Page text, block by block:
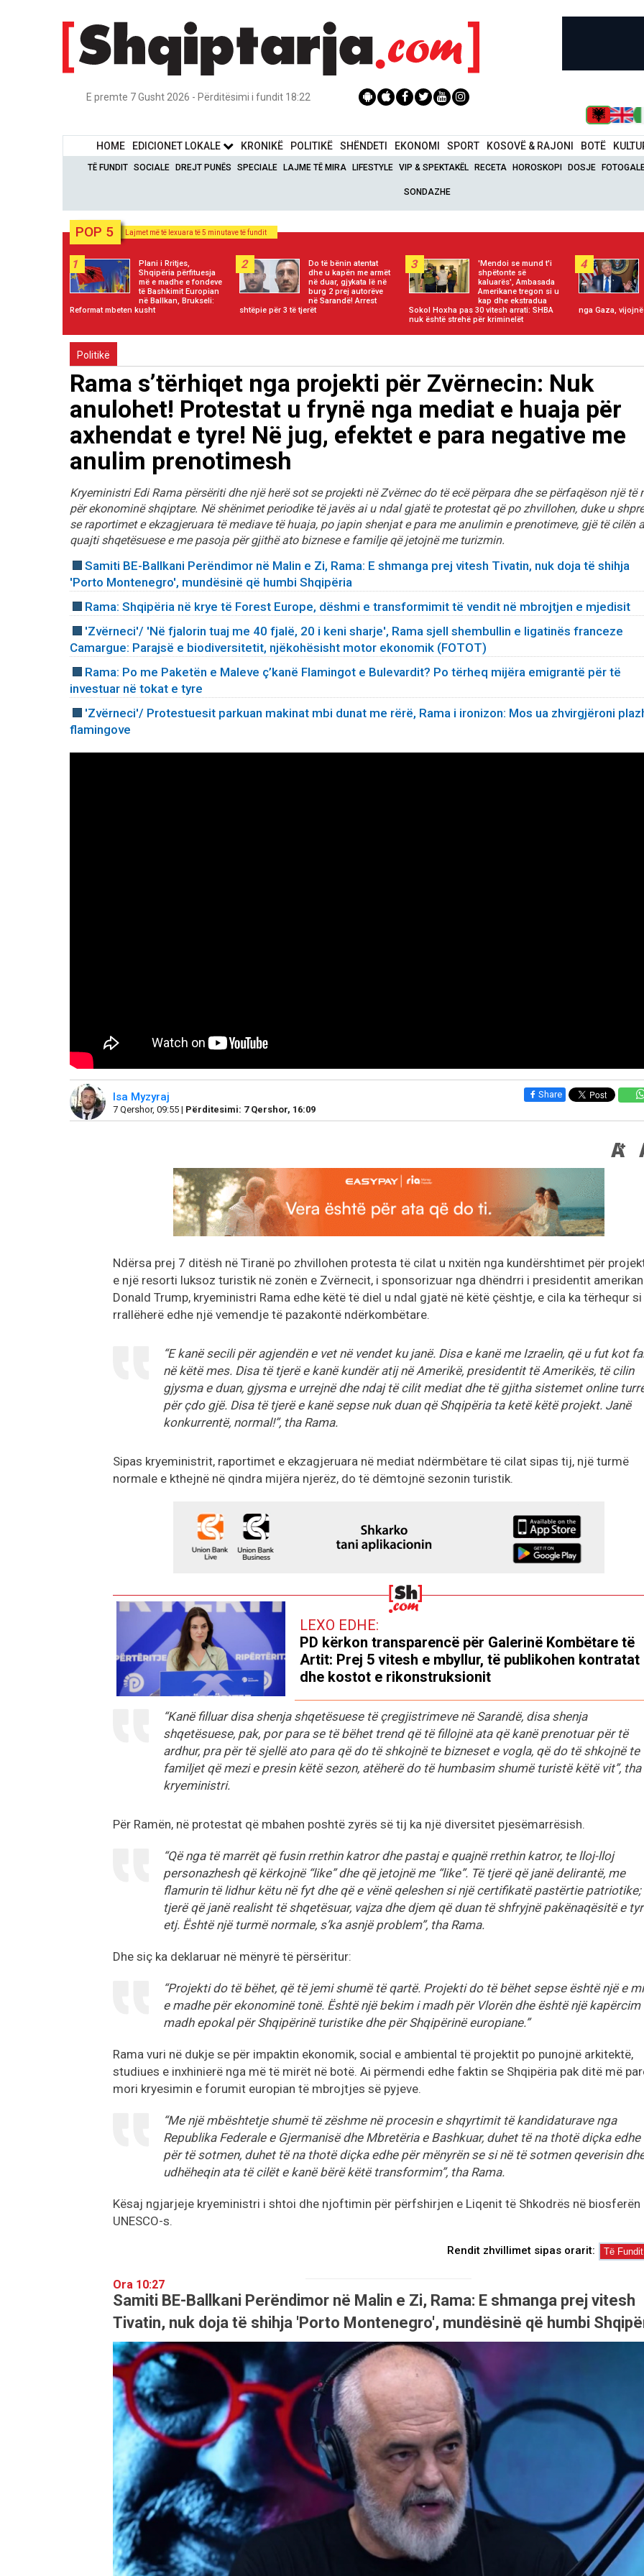
E premte 7 Gusht 2026 - Përditësimi i fundit 18:22
HOME EDICIONET LOKALE KRONIKË POLITIKË SHËNDETI EKONOMI SPORT KOSOVË & RAJONI BOTË
TË FUNDIT SOCIALE DREJT PUNËS SPECIALE LAJME TË MIRA LIFESTYLE VIP & SPEKTAKËL RECETA HOROSKOPI DOSJE
SONDAZHE
POP 5 Lajmet më të lexuara të 5 minutave të fundit
1
Plani i Rritjes,
Shqipëria përfituesja
më e madhe e fondeve
të Bashkimit Europian
në Ballkan, Brukseli:
Reformat mbeten kusht
2
Do të bënin atentat
dhe u kapën me armët
në duar, gjykata lë në
burg 2 prej autorëve
në Sarandë! Arrest
shtëpie për 3 të tjerët
3
'Mendoi se mund t'i
shpëtonte së
kaluarës', Ambasada
Amerikane tregon si u
kap dhe ekstradua
Sokol Hoxha pas 30 vitesh arrati: SHBA
nuk është strehë për kriminelët
4
nga Gaza,
Politikë
Rama s’tërhiqet nga projekti për Zvërnecin: Nuk
anulohet! Protestat u frynë nga mediat e huaja për
axhendat e tyre! Në jug, efektet e para negative me
anulim prenotimesh
Kryeministri Edi Rama përsëriti dhe një herë sot se projekti në Zvërnec do të ecë përpara dhe se përfaqëson një të
për ekonominë shqiptare. Në shënimet periodike të javës ai u ndal gjatë te protestat që po zhvillohen, duke u
se raportimet e ekzagjeruara të mediave të huaja, po japin shenjat e para me anulimin e prenotimeve, gjë të cilën
quajti shqetësuese e me pasoja për gjithë ato biznese e familje që jetojnë me turizmin.
Samiti BE-Ballkani Perëndimor në Malin e Zi, Rama: E shmanga prej vitesh Tivatin, nuk doja të shihja
'Porto Montenegro', mundësinë që humbi Shqipëria
Rama: Shqipëria në krye të Forest Europe, dëshmi e transformimit të vendit në mbrojtjen e mjedisit
'Zvërneci'/ 'Në fjalorin tuaj me 40 fjalë, 20 i keni sharje', Rama sjell shembullin e ligatinës franceze
Camargue: Parajsë e biodiversitetit, njëkohësisht motor ekonomik (FOTOT)
Rama: Po me Paketën e Maleve ç’kanë Flamingot e Bulevardit? Po tërheq mijëra emigrantë për të
investuar në tokat e tyre
'Zvërneci'/ Protestuesit parkuan makinat mbi dunat me rërë, Rama i ironizon: Mos ua zhvirgjëroni
flamingove
Isa Myzyraj
7 Qershor, 09:55 | Përditesimi: 7 Qershor, 16:09
Share
Ndërsa prej 7 ditësh në Tiranë po zhvillohen protesta të cilat u nxitën nga kundërshtimet për
e një resorti luksoz turistik në zonën e Zvërnecit, i sponsorizuar nga dhëndrri i presidentit amerikan
Donald Trump, kryeministri Rama edhe këtë të diel u ndal gjatë në këtë çështje, e cila ka tërhequr si
rrallëherë edhe një vemendje të pazakontë ndërkombëtare.
“E kanë secili për agjendën e vet në vendet ku janë. Disa e kanë me Izraelin, që u fut kot
në këtë mes. Disa të tjerë e kanë kundër atij në Amerikë, presidentit të Amerikës, të cilin
gjysma e duan, gjysma e urrejnë dhe ndaj të cilit mediat dhe të gjitha sistemet online
për çdo gjë. Disa të tjerë e kanë sepse nuk duan që Shqipëria ta ketë këtë projekt. Janë
konkurrentë, normal!”, tha Rama.
Sipas kryeministrit, raportimet e ekzagjeruara në mediat ndërmbëtare të cilat sipas tij, një turmë
normale e kthejnë në qindra mijëra njerëz, do të dëmtojnë sezonin turistik.
LEXO EDHE:
PD kërkon transparencë për Galerinë Kombëtare të
Artit: Prej 5 vitesh e mbyllur, të publikohen kontratat
dhe kostot e rikonstruksionit
“Kanë filluar disa shenja shqetësuese të çregjistrimeve në Sarandë, disa shenja
shqetësuese, pak, por para se të bëhet trend që të fillojnë ata që kanë prenotuar për të
ardhur, pra për të sjellë ato para që do të shkojnë te bizneset e vogla, që do të shkojnë te
familjet që mezi e presin këtë sezon, atëherë do të humbasim shumë turistë këtë vit”, tha
kryeministri.
Për Ramën, në protestat që mbahen poshtë zyrës së tij ka një diversitet pjesëmarrësish.
“Që nga të marrët që fusin rrethin katror dhe pastaj e quajnë rrethin katror, te lloj-lloj
personazhesh që kërkojnë “like” dhe që jetojnë me “like”. Të tjerë që janë delirantë, me
flamurin të lidhur këtu në fyt dhe që e vënë qeleshen si një certifikatë pastërtie patriotike;
tjerë që janë realisht të shqetësuar, vajza dhe djem që duan të shfryjnë pakënaqësitë e
etj. Është një turmë normale, s’ka asnjë problem”, tha Rama.
Dhe siç ka deklaruar në mënyrë të përsëritur:
“Projekti do të bëhet, që të jemi shumë të qartë. Projekti do të bëhet sepse është një e
e madhe për ekonominë tonë. Është një bekim i madh për Vlorën dhe është një kapërcim
madh epokal për Shqipërinë turistike dhe për Shqipërinë europiane.”
Rama vuri në dukje se për impaktin ekonomik, social e ambiental të projektit po punojnë arkitektë,
studiues e inxhinierë nga më të mirët në botë. Ai përmendi edhe faktin se Shqipëria pak ditë më
mori kryesimin e forumit europian të mbrojtjes së pyjeve.
“Me një mbështetje shumë të zëshme në procesin e shqyrtimit të kandidaturave nga
Republika Federale e Gjermanisë dhe Mbretëria e Bashkuar, duhet të na thotë diçka edhe
për të sotmen, duhet të na thotë diçka edhe për mënyrën se si në të sotmen qeverisin
udhëheqin ata të cilët e kanë bërë këtë transformim”, tha Rama.
Kësaj ngjarjeje kryeministri i shtoi dhe njoftimin për përfshirjen e Liqenit të Shkodrës në biosferën
UNESCO-s.
Rendit zhvillimet sipas orarit:
Ora 10:27
Samiti BE-Ballkani Perëndimor në Malin e Zi, Rama: E shmanga prej vitesh
Tivatin, nuk doja të shihja 'Porto Montenegro', mundësinë që humbi